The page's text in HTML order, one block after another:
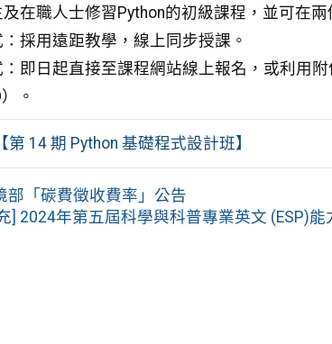
在職人士修習Python的初級課程，並可在
採用遠距教學，線上同步授課。
即日起直接至課程網站線上報名，或利用
。
第 14 期 Python 基礎程式設計班】
部「碳費徵收費率」公告
] 2024年第五屆科學與科普專業英文 (ESP)